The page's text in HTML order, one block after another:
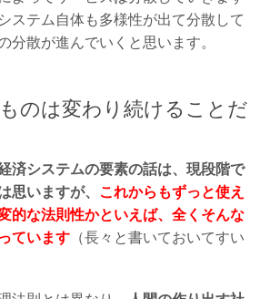
ステム自体も多様性が出て分散して
分散が進んでいくと思います。
のは変わり続けることだ
済システムの要素の話は、現段階で
思いますが、 これからもずっと使え
的な法則性かといえば、全くそんな
ています（長々と書いておいてすい
法則とは異なり、
人間の作り出す社